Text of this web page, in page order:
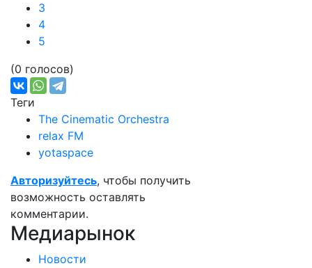
3
4
5
(0 голосов)
Теги
The Cinematic Orchestra
relax FM
yotaspace
Авторизуйтесь, чтобы получить
возможность оставлять
комментарии.
Медиарынок
Новости